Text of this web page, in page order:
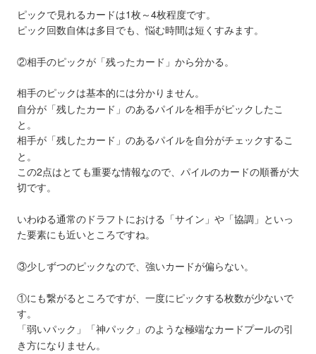
ピックで見れるカードは1枚～4枚程度です。
ピック回数自体は多目でも、悩む時間は短くすみます。
②相手のピックが「残ったカード」から分かる。
相手のピックは基本的には分かりません。
自分が「残したカード」のあるパイルを相手がピックしたこ
と。
相手が「残したカード」のあるパイルを自分がチェックするこ
と。
この2点はとても重要な情報なので、パイルのカードの順番が大
切です。
いわゆる通常のドラフトにおける「サイン」や「協調」といっ
た要素にも近いところですね。
③少しずつのピックなので、強いカードが偏らない。
①にも繋がるところですが、一度にピックする枚数が少ないで
す。
「弱いパック」「神パック」のような極端なカードプールの引
き方になりません。